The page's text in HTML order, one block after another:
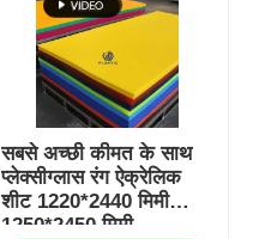
सबसे अच्छी कीमत के साथ
प्लेक्सीग्लास रंग ऐक्रेलिक
शीट 1220*2440 मिमी
1250*2450 मिमी